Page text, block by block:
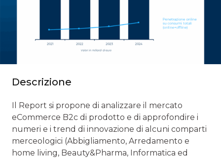
Descrizione
Il Report si propone di analizzare il mercato
eCommerce B2c di prodotto e di approfondire i
numeri e i trend di innovazione di alcuni comparti
merceologici (Abbigliamento, Arredamento e
home living, Beauty&Pharma, Informatica ed